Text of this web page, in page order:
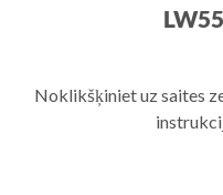
Noklikšķiniet uz saites